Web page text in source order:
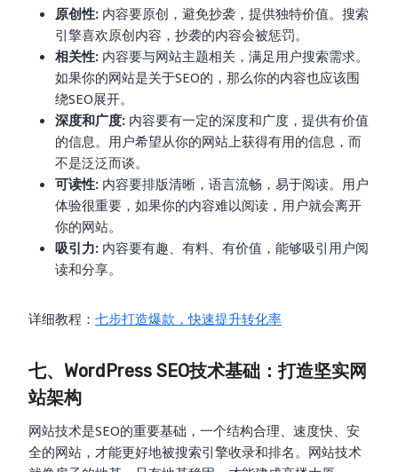
原创性: 内容要原创，避免抄袭，提供独特价值。搜索
引擎喜欢原创内容，抄袭的内容会被惩罚。
相关性: 内容要与网站主题相关，满足用户搜索需求。
如果你的网站是关于SEO的，那么你的内容也应该围
绕SEO展开。
深度和广度: 内容要有一定的深度和广度，提供有价值
的信息。用户希望从你的网站上获得有用的信息，而
不是泛泛而谈。
可读性: 内容要排版清晰，语言流畅，易于阅读。用户
体验很重要，如果你的内容难以阅读，用户就会离开
你的网站。
吸引力: 内容要有趣、有料、有价值，能够吸引用户阅
读和分享。
详细教程： 七步打造爆款，快速提升转化率
七、WordPress SEO技术基础：打造坚实网
站架构
网站技术是SEO的重要基础，一个结构合理、速度快、安
全的网站，才能更好地被搜索引擎收录和排名。网站技术